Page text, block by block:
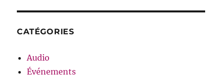
CATÉGORIES
Audio
Événements